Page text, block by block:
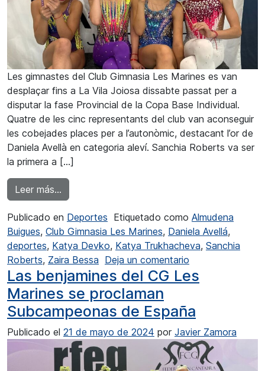
Les gimnastes del Club Gimnasia Les Marines es van
desplaçar fins a La Vila Joiosa dissabte passat per a
disputar la fase Provincial de la Copa Base Individual.
Quatre de les cinc representants del club van aconseguir
les cobejades places per a l’autonòmic, destacant l’or de
Daniela Avellà en categoria aleví. Sanchia Roberts va ser
la primera a […]
Leer más…
Publicado en Deportes Etiquetado como Almudena
Buigues, Club Gimnasia Les Marines, Daniela Avellá,
deportes, Katya Devko, Katya Trukhacheva, Sanchia
Roberts, Zaira Bessa Deja un comentario
Las benjamines del CG Les
Marines se proclaman
Subcampeonas de España
Publicado el 21 de mayo de 2024 por Javier Zamora